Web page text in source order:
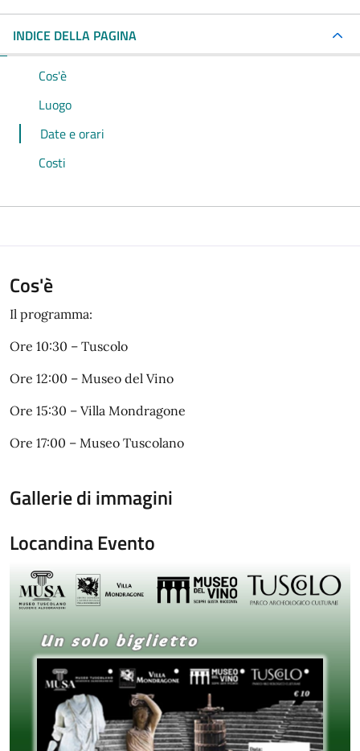
INDICE DELLA PAGINA
Cos'è
Luogo
Date e orari
Costi
Cos'è
Il programma:
Ore 10:30 – Tuscolo
Ore 12:00 – Museo del Vino
Ore 15:30 – Villa Mondragone
Ore 17:00 – Museo Tuscolano
Gallerie di immagini
Locandina Evento